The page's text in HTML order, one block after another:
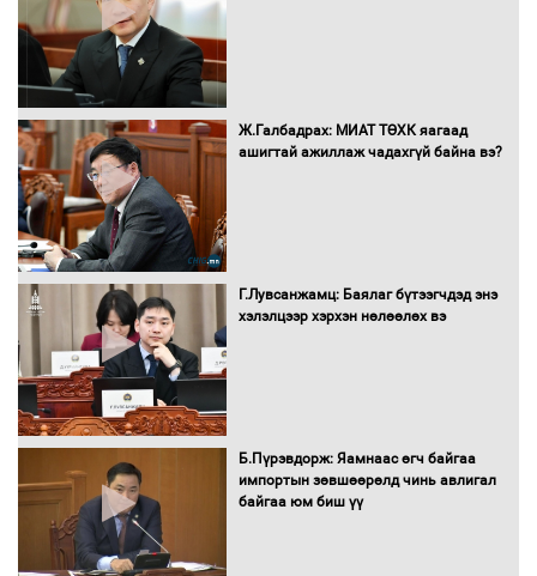
хэлэлцүүлэг боллоо
"ДЦС-3” ТӨХК-ийн нэн шаардлагатай
“Турбингенератор-5”-ын шинэчлэлийн
төсвийг шийдвэрлэхээр болов
оролцлоо
Ж.Галбадрах: МИАТ ТӨХК яагаад
ашигтай ажиллаж чадахгүй байна вэ?
Г.Лувсанжамц: Баялаг бүтээгчдэд энэ
хэлэлцээр хэрхэн нөлөөлөх вэ
Б.Пүрэвдорж: Яамнаас өгч байгаа
импортын зөвшөөрөлд чинь авлигал
байгаа юм биш үү